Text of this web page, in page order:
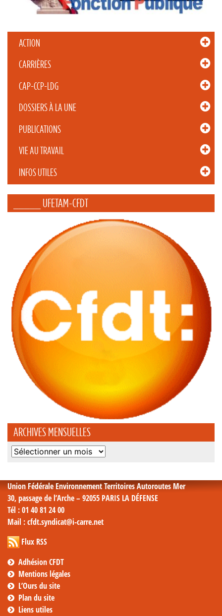
ACTION
CARRIÈRES
CAP-CCP-LDG
DOSSIERS À LA UNE
PUBLICATIONS
VIE AU TRAVAIL
INFOS UTILES
_____ UFETAM-CFDT
ARCHIVES MENSUELLES
Archives
Union Fédérale Environnement Territoires Autoroutes Mer
30, passage de l’Arche – 92055 PARIS LA DÉFENSE
Tél : 01 40 81 24 00
Mail : cfdt.syndicat@i-carre.net
Flux RSS
Adhésion CFDT
Mentions légales
L’Ours du site
Plan du site
Liens utiles